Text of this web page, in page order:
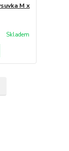
M x
Skladem